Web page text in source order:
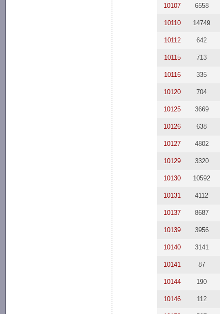
10107 6558
10110 14749
10112 642
10115 713
10116 335
10120 704
10125 3669
10126 638
10127 4802
10129 3320
10130 10592
10131 4112
10137 8687
10139 3956
10140 3141
10141 87
10144 190
10146 112